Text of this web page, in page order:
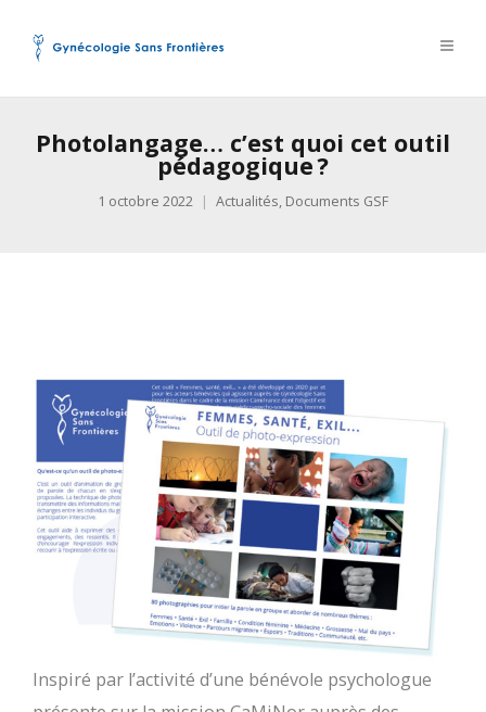
Photolangage… c’est quoi cet outil
pédagogique ?
1 octobre 2022 Actualités, Documents GSF
Inspiré par l’activité d’une bénévole psychologue